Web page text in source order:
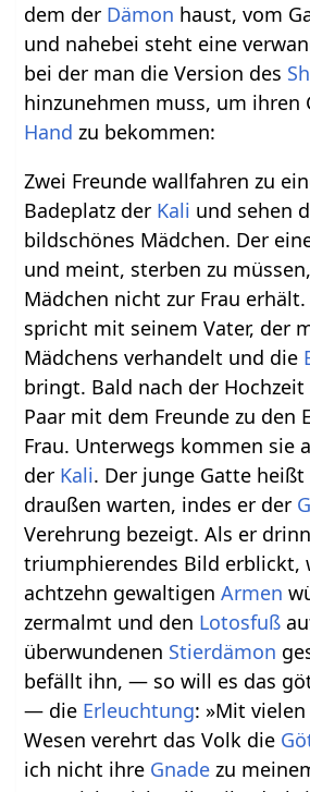
dem der Dämon haust, vom
und nahebei steht eine
bei der man die Version des
hinzunehmen muss, um ihren
Hand zu bekommen:
Zwei Freunde wallfahren zu
Badeplatz der Kali und sehen
bildschönes Mädchen. Der
und meint, sterben zu
Mädchen nicht zur Frau erhält.
spricht mit seinem Vater, der
Mädchens verhandelt und die
bringt. Bald nach der
Paar mit dem Freunde zu den
Frau. Unterwegs kommen sie
der Kali. Der junge Gatte heißt
draußen warten, indes er der
Verehrung bezeigt. Als er
triumphierendes Bild erblickt,
achtzehn gewaltigenArmen
zermalmt und den Lotosfuß
überwundenen Stierdämon
befällt ihn, — so will es das
— die Erleuchtung: »Mit vielen
Wesen verehrt das Volk die
ich nicht ihre Gnade zu